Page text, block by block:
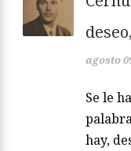
agosto
Se le
hay,